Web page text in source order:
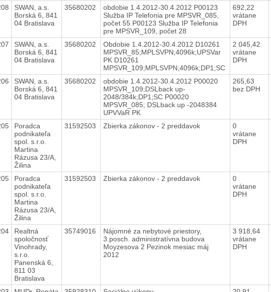
SWAN, a.s.
Borská 6, 841
04 Bratislava
35680202
obdobie 1.4.2012-30.4.2012 P00123
Služba IP Telefonia pre MPSVR_085,
počet 55 P00123 Služba IP Telefonia
pre MPSVR_109, počet 28
692,22
vrátane
DPH
SWAN, a.s.
Borská 6, 841
04 Bratislava
35680202
Obdobie 1.4.2012-30.4.2012 D10261
MPSVR_85;MPLSVPN;4096k;UPSVar
PK D10261
MPSVR_109;MPLSVPN;4096k;DP1;SC
2 045,42
vrátane
DPH
SWAN, a.s.
Borská 6, 841
04 Bratislava
35680202
obdobie 1.4.2012-30.4.2012 P00020
MPSVR_109;DSLback up-
2048/384k;DP1;SC P00020
MPSVR_085; DSLback up -2048384
UPVVaR PK
265,63
bez DPH
Poradca
podnikateľa
spol. s.r.o.
Martina
Rázusa 23/A,
Žilina
31592503 Zbierka zákonov - 2 preddavok
0
vrátane
DPH
Poradca
podnikateľa
spol. s.r.o.
Martina
Rázusa 23/A,
Žilina
31592503 Zbierka zákonov - 2 preddavok
0
vrátane
DPH
Realtná
spoločnosť
Vinohrady,
s.r.o.
Panenská 6,
811 03
Bratislava
35749016
Nájomné za nebytové priestory,
3.posch. administratívna budova
Moyzesova 2 Pezinok mesiac máj
2012
3 918,64
vrátane
DPH